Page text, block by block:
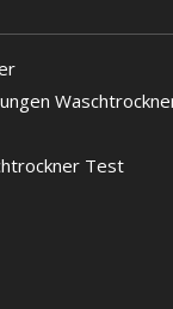
Test